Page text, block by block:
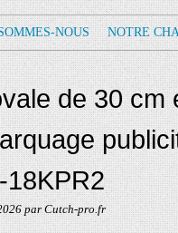
NOUS NOTRE
de 30 cm
par Cutch-pro.fr